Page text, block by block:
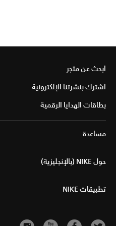
ابحث عن متجر
اشترك بنشرتنا الإلكترونية
بطاقات الهدايا الرقمية
مساعدة
حول NIKE (بالإنجليزية)
تطبيقات NIKE